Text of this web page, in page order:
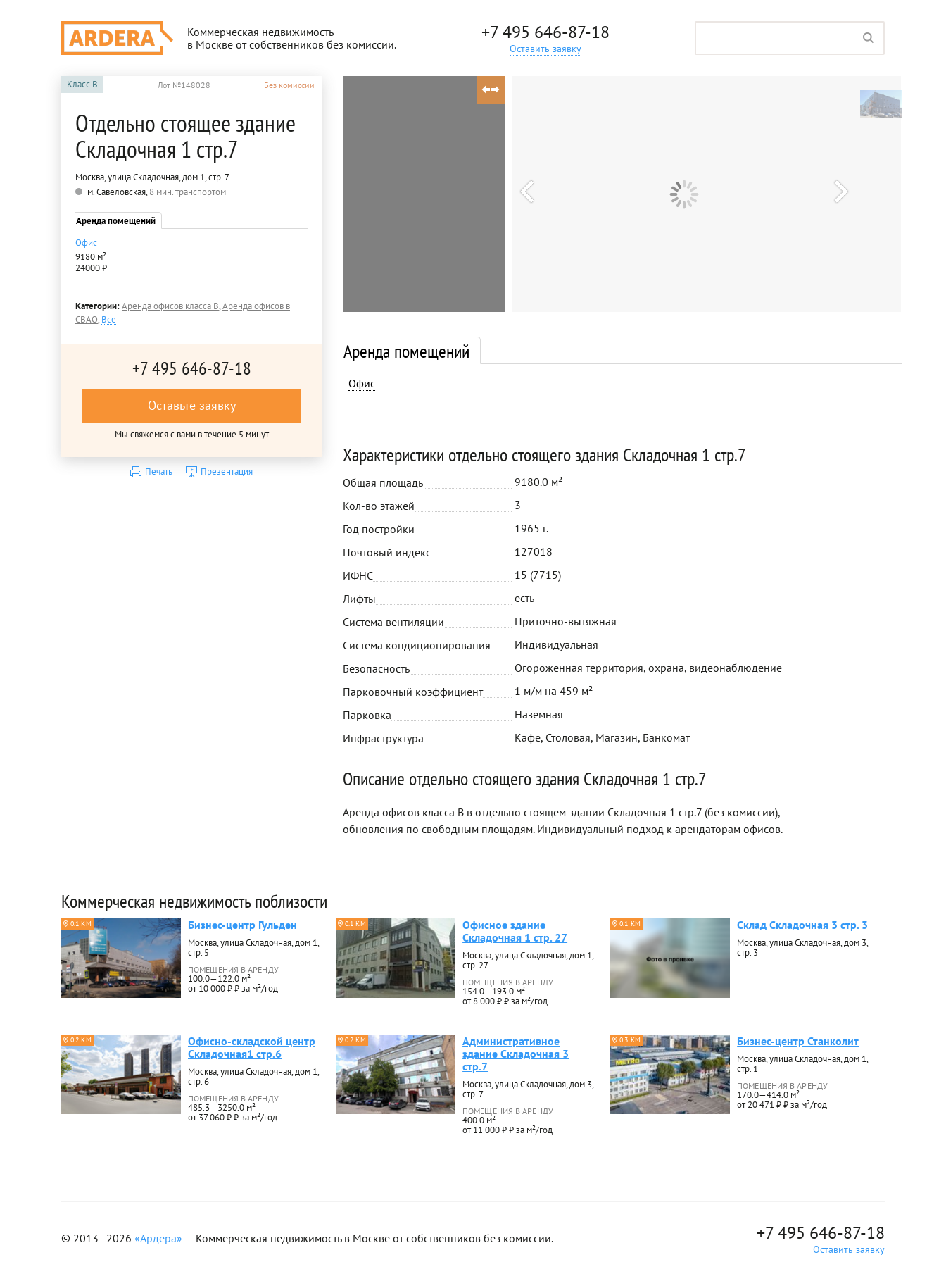
Коммерческая недвижимость
в Москве от собственников без комиссии.
+7 495 646-87-18
Оставить заявку
Класс B Лот №148028 Без комиссии
Отдельно стоящее здание
Складочная 1 стр.7
Москва, улица Складочная, дом 1, стр. 7
м. Савеловская,8 мин. транспортом
Аренда помещений
Офис
9180 м²
24000 ₽
Категории:Аренда офисов класса B,Аренда офисов в
СВАО,Все
+7 495 646-87-18
Оставьте заявку
Мы свяжемся с вами в течение 5 минут
Печать Презентация
Аренда помещений
Офис
Характеристики отдельно стоящего здания Складочная 1 стр.7
Общая площадь
9180.0 м²
Кол-во этажей
3
Год постройки
1965 г.
Почтовый индекс
127018
ИФНС
15 (7715)
Лифты
есть
Система вентиляции
Приточно-вытяжная
Система кондиционирования
Индивидуальная
Безопасность
Огороженная территория, охрана, видеонаблюдение
Парковочный коэффициент
1 м/м на 459 м²
Парковка
Наземная
Инфраструктура
Кафе, Столовая, Магазин, Банкомат
Описание отдельно стоящего здания Складочная 1 стр.7
Аренда офисов класса B в отдельно стоящем здании Складочная 1 стр.7 (без комиссии),
обновления по свободным площадям. Индивидуальный подход к арендаторам офисов.
Коммерческая недвижимость поблизости
0.1 КМ Бизнес-центр Гульден
Москва, улица Складочная, дом 1,
стр. 5
ПОМЕЩЕНИЯ В АРЕНДУ
100.0—122.0 м²
от 10 000 ₽ ₽ за м²/год
0.1 КМ
Офисное здание
Складочная 1 стр. 27
Москва, улица Складочная, дом 1,
стр. 27
ПОМЕЩЕНИЯ В АРЕНДУ
154.0—193.0 м²
от 8 000 ₽ ₽ за м²/год
0.1 КМ Склад Складочная 3 стр. 3
Москва, улица Складочная, дом 3,
стр. 3
0.2 КМ
Офисно-складской центр
Складочная1 стр.6
Москва, улица Складочная, дом 1,
стр. 6
ПОМЕЩЕНИЯ В АРЕНДУ
485.3—3250.0 м²
от 37 060 ₽ ₽ за м²/год
0.2 КМ
Административное
здание Складочная 3
стр.7
Москва, улица Складочная, дом 3,
стр. 7
ПОМЕЩЕНИЯ В АРЕНДУ
400.0 м²
от 11 000 ₽ ₽ за м²/год
0.3 КМ Бизнес-центр Станколит
Москва, улица Складочная, дом 1,
стр. 1
ПОМЕЩЕНИЯ В АРЕНДУ
170.0—414.0 м²
от 20 471 ₽ ₽ за м²/год
© 2013–2026 «Ардера» — Коммерческая недвижимость в Москве от собственников без комиссии. +7 495 646-87-18
Оставить заявку